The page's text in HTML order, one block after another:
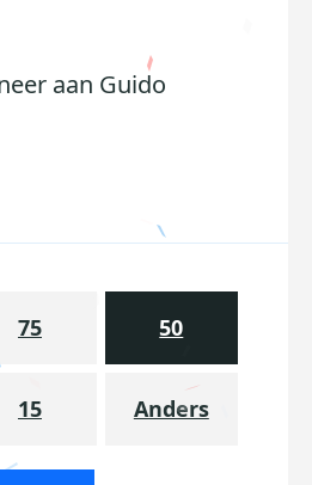
aan Guido
75 50
15 Anders